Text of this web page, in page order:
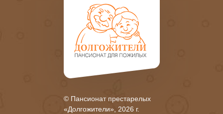
© Пансионат престарелых
«Долгожители», 2026 г.